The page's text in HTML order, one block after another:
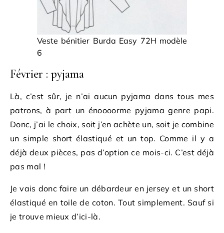
Veste bénitier Burda Easy 72H modèle
6
Février : pyjama
Là, c’est sûr, je n’ai aucun pyjama dans tous mes
patrons, à part un énoooorme pyjama genre papi.
Donc, j’ai le choix, soit j’en achète un, soit je combine
un simple short élastiqué et un top. Comme il y a
déjà deux pièces, pas d’option ce mois-ci. C’est déjà
pas mal !
Je vais donc faire un débardeur en jersey et un short
élastiqué en toile de coton. Tout simplement. Sauf si
je trouve mieux d’ici-là.